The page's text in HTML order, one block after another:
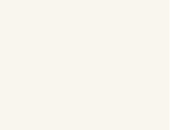
ว
เชียงใหม่